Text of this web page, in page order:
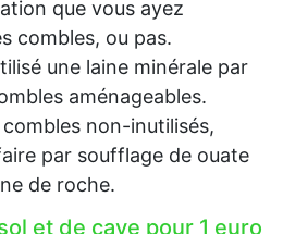
que vous ayez
combles, ou pas.
une laine minérale par
aménageables.
non-inutilisés,
par soufflage de ouate
de roche.
et de cave pour 1 euro